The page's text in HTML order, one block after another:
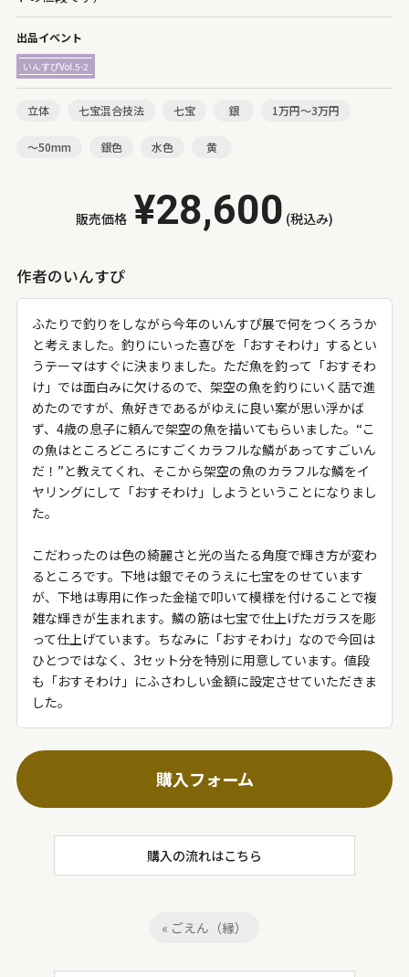
出品イベント
いんすぴVol.5-2
立体 七宝混合技法 七宝 銀 1万円～3万円
〜50mm 銀色 水色 黄
販売価格 ¥28,600 (税込み)
作者のいんすぴ
ふたりで釣りをしながら今年のいんすぴ展で何をつくろうか
と考えました。釣りにいった喜びを「おすそわけ」するとい
うテーマはすぐに決まりました。ただ魚を釣って「おすそわ
け」では面白みに欠けるので、架空の魚を釣りにいく話で進
めたのですが、魚好きであるがゆえに良い案が思い浮かば
ず、4歳の息子に頼んで架空の魚を描いてもらいました。“こ
の魚はところどころにすごくカラフルな鱗があってすごいん
だ！”と教えてくれ、そこから架空の魚のカラフルな鱗をイ
ヤリングにして「おすそわけ」しようということになりまし
た。
こだわったのは色の綺麗さと光の当たる角度で輝き方が変わ
るところです。下地は銀でそのうえに七宝をのせています
が、下地は専用に作った金槌で叩いて模様を付けることで複
雑な輝きが生まれます。鱗の筋は七宝で仕上げたガラスを彫
って仕上げています。ちなみに「おすそわけ」なので今回は
ひとつではなく、3セット分を特別に用意しています。値段
も「おすそわけ」にふさわしい金額に設定させていただきま
した。
購入フォーム
購入の流れはこちら
« ごえん（縁）